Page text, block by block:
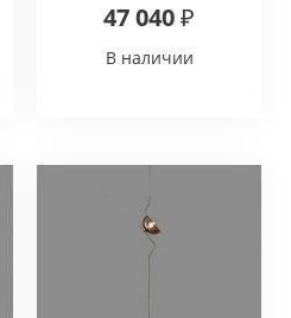
47 040 ₽
В наличии